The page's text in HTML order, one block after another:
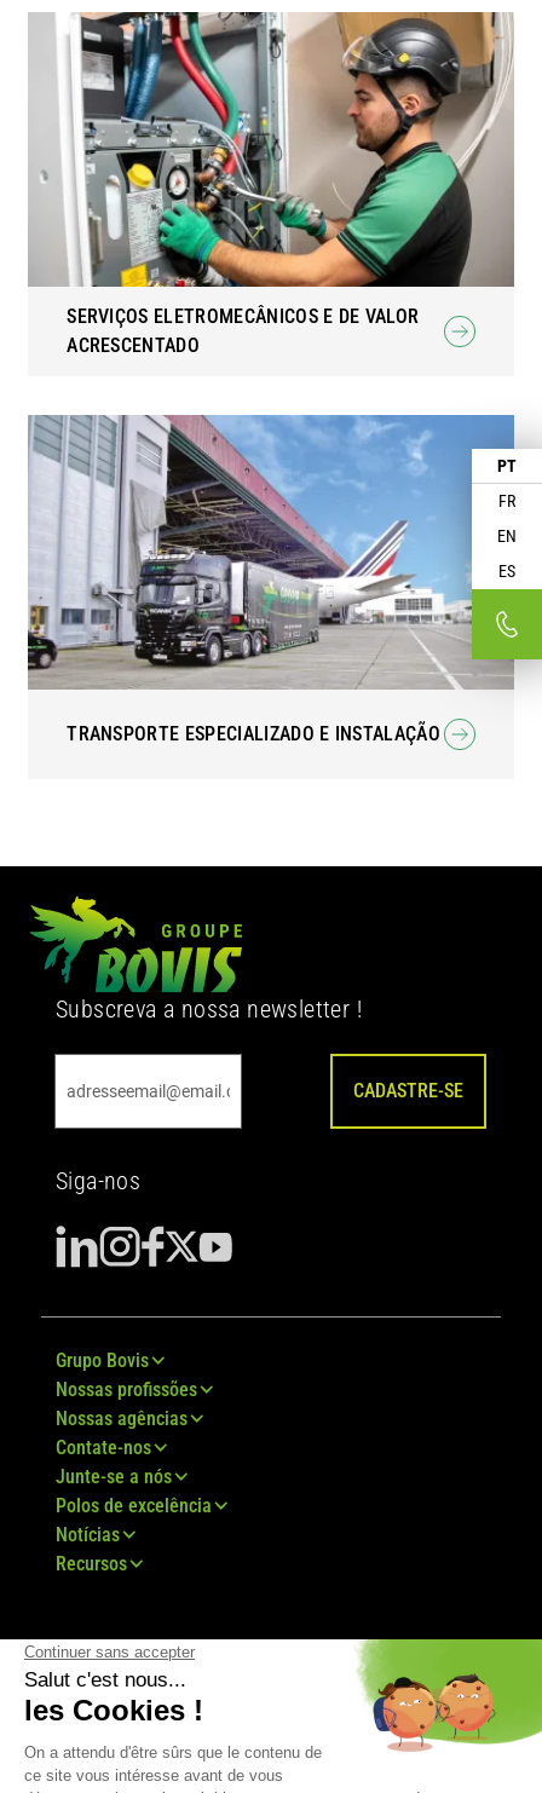
PT
FR
EN
ES
SERVIÇOS ELETROMECÂNICOS E DE VALOR
ACRESCENTADO
TRANSPORTE ESPECIALIZADO E INSTALAÇÃO
Subscreva a nossa newsletter !
CADASTRE-SE
Siga-nos
Grupo Bovis
Nossas profissões
Nossas agências
Contate-nos
Junte-se a nós
Polos de excelência
Notícias
Recursos
© Grupo Bovis 2024 - Aviso Legal-
do Site
TCV